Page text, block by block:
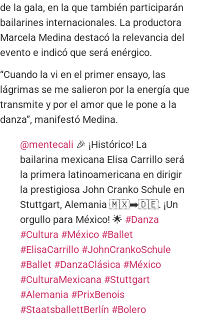
de la gala, en la que también participarán
bailarines internacionales. La productora
Marcela Medina destacó la relevancia del
evento e indicó que será enérgico.
“Cuando la vi en el primer ensayo, las
lágrimas se me salieron por la energía que
transmite y por el amor que le pone a la
danza”, manifestó Medina.
@mentecali 🎉 ¡Histórico! La
bailarina mexicana Elisa Carrillo será
la primera latinoamericana en dirigir
la prestigiosa John Cranko Schule en
Stuttgart, Alemania 🇲🇽➡️🇩🇪. ¡Un
orgullo para México! 🌟 #Danza
#Cultura #México #Ballet
#ElisaCarrillo #JohnCrankoSchule
#Ballet #DanzaClásica #México
#CulturaMexicana #Stuttgart
#Alemania #PrixBenois
#StaatsballettBerlín #Bolero